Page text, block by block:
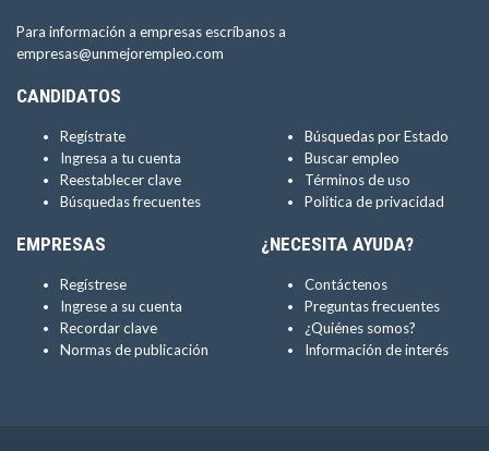
Para información a empresas escríbanos a
empresas@unmejorempleo.com
CANDIDATOS
Regístrate
Ingresa a tu cuenta
Reestablecer clave
Búsquedas frecuentes
Búsquedas por Estado
Buscar empleo
Términos de uso
Política de privacidad
EMPRESAS
Regístrese
Ingrese a su cuenta
Recordar clave
Normas de publicación
¿NECESITA AYUDA?
Contáctenos
Preguntas frecuentes
¿Quiénes somos?
Información de interés